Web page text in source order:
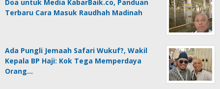
Doa untuk Media KabarBaik.co, Panduan
Terbaru Cara Masuk Raudhah Madinah
Ada Pungli Jemaah Safari Wukuf?, Wakil
Kepala BP Haji: Kok Tega Memperdaya
Orang…